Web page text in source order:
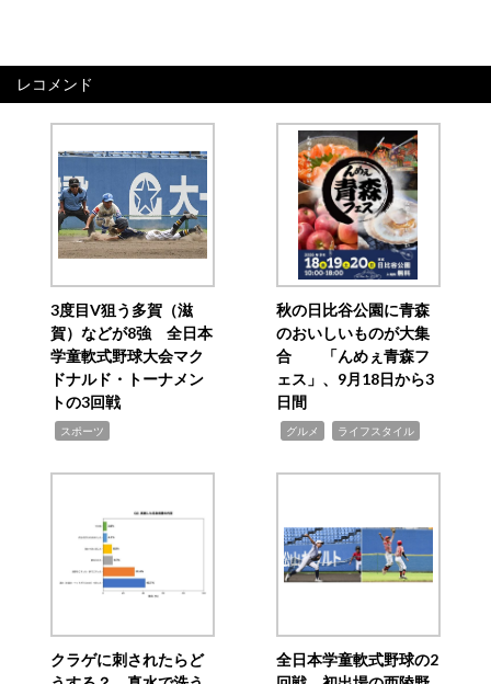
レコメンド
3度目V狙う多賀（滋
賀）などが8強 全日本
学童軟式野球大会マク
ドナルド・トーナメン
トの3回戦
スポーツ
秋の日比谷公園に青森
のおいしいものが大集
合 「んめぇ青森フ
ェス」、9月18日から3
日間
グルメ ライフスタイル
クラゲに刺されたらど
全日本学童軟式野球の2